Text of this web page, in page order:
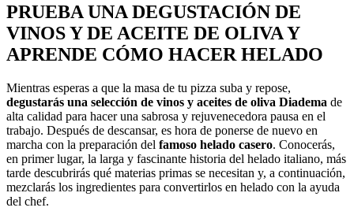
PRUEBA UNA DEGUSTACIÓN DE
VINOS Y DE ACEITE DE OLIVA Y
APRENDE CÓMO HACER HELADO
Mientras esperas a que la masa de tu pizza suba y repose,
degustarás una selección de vinos y aceites de oliva Diadema de
alta calidad para hacer una sabrosa y rejuvenecedora pausa en el
trabajo. Después de descansar, es hora de ponerse de nuevo en
marcha con la preparación del famoso helado casero. Conocerás,
en primer lugar, la larga y fascinante historia del helado italiano, más
tarde descubrirás qué materias primas se necesitan y, a continuación,
mezclarás los ingredientes para convertirlos en helado con la ayuda
del chef.